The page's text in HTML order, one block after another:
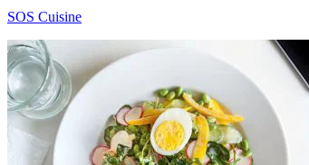
SOS Cuisine